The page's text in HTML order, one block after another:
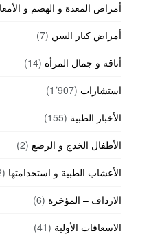
أمراض المعدة و الهضم و
أمراض كبار السن (7)
أناقة و جمال المرأة (14)
استشارات (1٬907)
الأخبار الطبية (155)
الأطفال الخدج و الرضع (2)
الأعشاب الطبية و استخدامتها (212)
الارداف – المؤخرة (6)
الاسعافات الأولية (41)